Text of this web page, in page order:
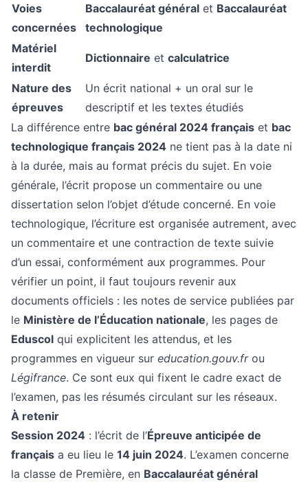
Voies
concernées
Baccalauréat général et Baccalauréat
technologique
Matériel
interdit
Dictionnaire et calculatrice
Nature des
épreuves
Un écrit national + un oral sur le
descriptif et les textes étudiés
La différence entre bac général 2024 français et bac
technologique français 2024 ne tient pas à la date ni
à la durée, mais au format précis du sujet. En voie
générale, l’écrit propose un commentaire ou une
dissertation selon l’objet d’étude concerné. En voie
technologique, l’écriture est organisée autrement, avec
un commentaire et une contraction de texte suivie
d’un essai, conformément aux programmes. Pour
vérifier un point, il faut toujours revenir aux
documents officiels : les notes de service publiées par
le Ministère de l’Éducation nationale, les pages de
Eduscol qui explicitent les attendus, et les
programmes en vigueur sur education.gouv.frou
Légifrance. Ce sont eux qui fixent le cadre exact de
l’examen, pas les résumés circulant sur les réseaux.
À retenir
Session 2024 : l’écrit de l’Épreuve anticipée de
français a eu lieu le 14 juin 2024. L’examen concerne
la classe de Première, en Baccalauréat général